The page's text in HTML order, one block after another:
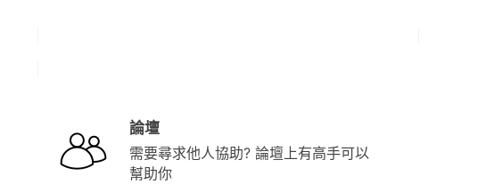
論壇
需要尋求他人協助? 論壇上有高手可以
幫助你